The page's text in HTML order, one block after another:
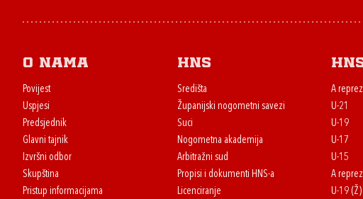
O nama
Povijest
Uspjesi
Predsjednik
Glavni tajnik
Izvršni odbor
Skupština
Pristup informacijama
HNS
Središta
Županijski nogometni savezi
Suci
Nogometna akademija
Arbitražni sud
Propisi i dokumenti HNS-a
Licenciranje
A
U-21
U-19
U-17
U-15
A
U-19 (Ž)